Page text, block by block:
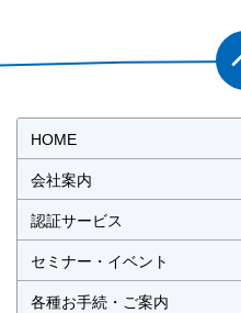
HOME
会社案内
認証サービス
ISO認証（マネジメントシステム）
ISO 9001 （品質）
ISO 14001（環境）
ISO 55001（アセット）
ISO 45001（労働安全衛生）
ISO 27001（情報セキュリティ）
MSAの審査認証
ISOとは？
JIS製品認証
JIS製品認証の手続き
認証リスト
セミナー・イベント
各種お手続・ご案内